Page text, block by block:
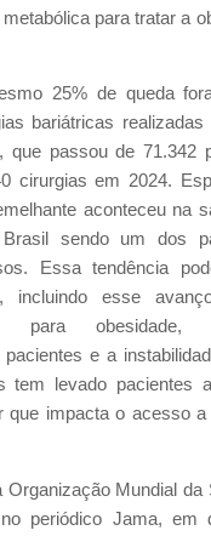
para tratar a
25% de queda
bariátricas
que passou de 71.342
cirurgias em 2024.
aconteceu na
sendo um dos
Essa tendência
incluindo esse
para obesidade,
e a
tem levado pacientes
que impacta o acesso
Organização Mundial da
periódico Jama, em